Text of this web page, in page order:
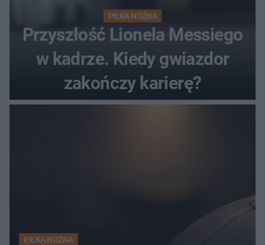
PIŁKA NOŻNA
Przyszłość Lionela Messiego
w kadrze. Kiedy gwiazdor
zakończy karierę?
PIŁKA NOŻNA